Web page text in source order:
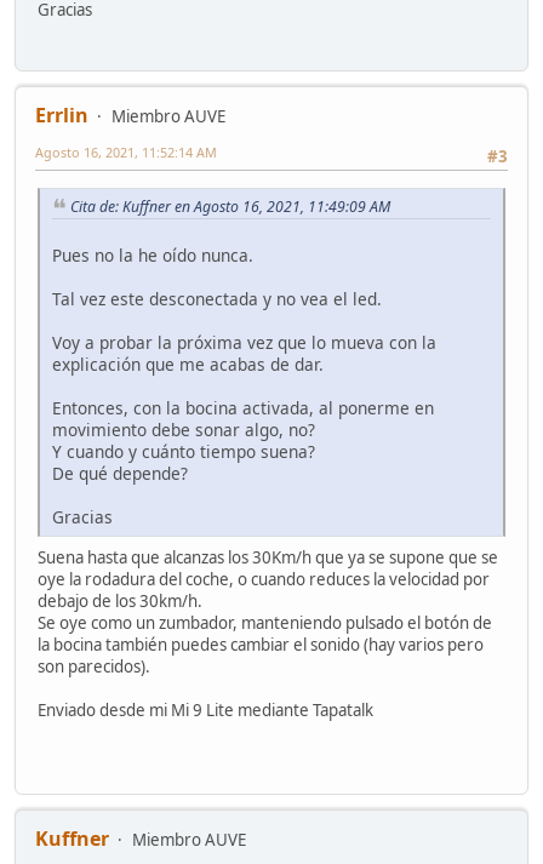
Gracias
Errlin
Miembro AUVE
#3
Agosto 16, 2021, 11:52:14 AM
Cita de: Kuffner en Agosto 16, 2021, 11:49:09 AM
Pues no la he oído nunca.
Tal vez este desconectada y no vea el led.
Voy a probar la próxima vez que lo mueva con la
explicación que me acabas de dar.
Entonces, con la bocina activada, al ponerme en
movimiento debe sonar algo, no?
Y cuando y cuánto tiempo suena?
De qué depende?
Gracias
Suena hasta que alcanzas los 30Km/h que ya se supone que se
oye la rodadura del coche, o cuando reduces la velocidad por
debajo de los 30km/h.
Se oye como un zumbador, manteniendo pulsado el botón de
la bocina también puedes cambiar el sonido (hay varios pero
son parecidos).
Enviado desde mi Mi 9 Lite mediante Tapatalk
Kuffner
Miembro AUVE